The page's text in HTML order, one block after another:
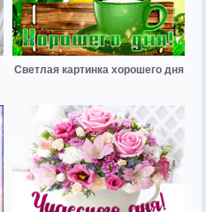
Светлая картинка хорошего дня